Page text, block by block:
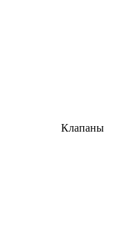
Клапаны